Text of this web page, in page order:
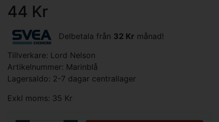
44 Kr
Delbetala från 32 Kr månad!
Tillverkare: Lord Nelson
Artikelnummer: Marinblå
Lagersaldo: 2-7 dagar centrallager
Exkl moms: 35 Kr